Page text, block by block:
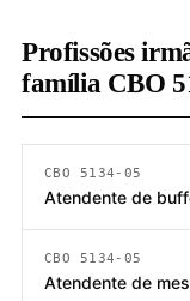
Profissões
família CBO
CBO 5134-05
Atendente de
CBO 5134-05
Atendente de